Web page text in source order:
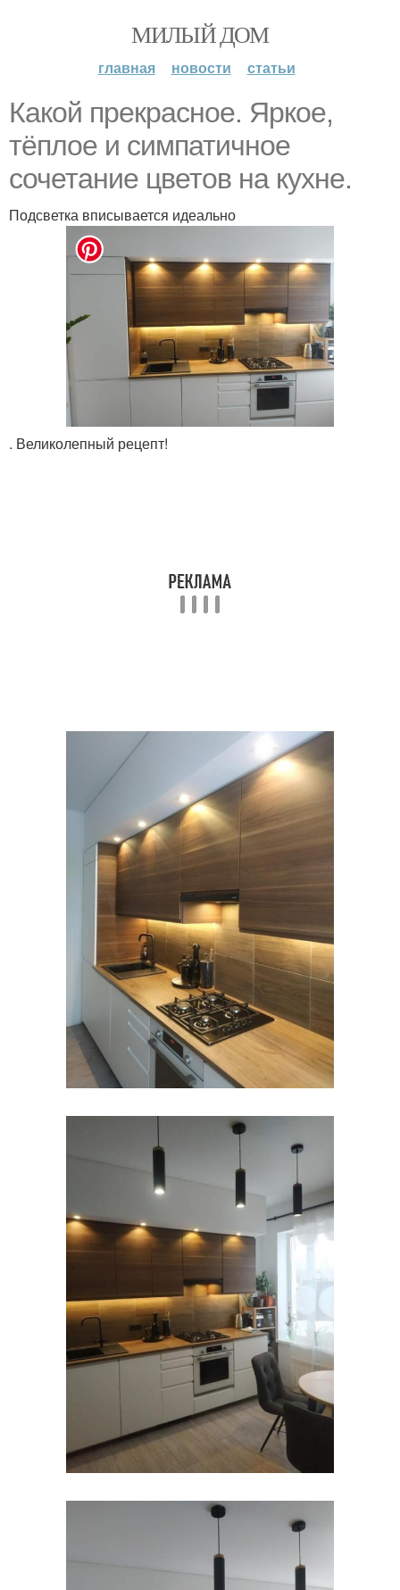
МИЛЫЙ ДОМ
главная новости статьи
Какой прекрасное. Яркое,
тёплое и симпатичное
сочетание цветов на кухне.
Подсветка вписывается идеально
. Великолепный рецепт!